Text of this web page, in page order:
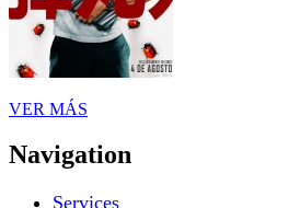
VER MÁS
Navigation
Services